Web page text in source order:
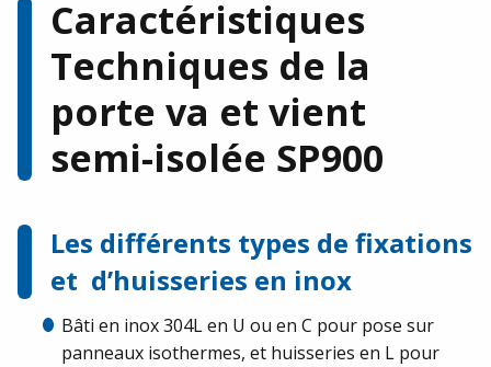
Caractéristiques
Techniques de la
porte va et vient
semi-isolée SP900
Les différents types de fixations
et d’huisseries en inox
Bâti en inox 304L en U ou en C pour pose sur
panneaux isothermes, et huisseries en L pour